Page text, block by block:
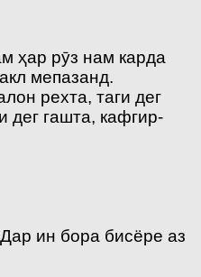
ҳар рӯз нам карда
мепазанд.
рехта, таги дег
дег гашта, кафгир-
ин бора бисёре аз